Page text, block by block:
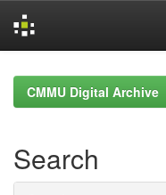
navigationCMMU Digital Archive
Search